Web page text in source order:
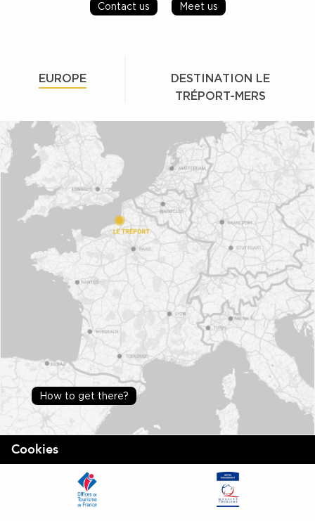
Contact us Meet us
EUROPE
DESTINATION LE
TRÉPORT-MERS
How to get there?
Cookies